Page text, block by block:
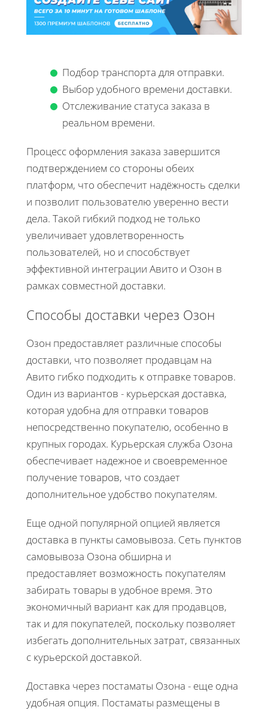
Подбор транспорта для отправки.
Выбор удобного времени доставки.
Отслеживание статуса заказа в
реальном времени.
Процесс оформления заказа завершится
подтверждением со стороны обеих
платформ, что обеспечит надёжность сделки
и позволит пользователю уверенно вести
дела. Такой гибкий подход не только
увеличивает удовлетворенность
пользователей, но и способствует
эффективной интеграции Авито и Озон в
рамках совместной доставки.
Способы доставки через Озон
Озон предоставляет различные способы
доставки, что позволяет продавцам на
Авито гибко подходить к отправке товаров.
Один из вариантов - курьерская доставка,
которая удобна для отправки товаров
непосредственно покупателю, особенно в
крупных городах. Курьерская служба Озона
обеспечивает надежное и своевременное
получение товаров, что создает
дополнительное удобство покупателям.
Еще одной популярной опцией является
доставка в пункты самовывоза. Сеть пунктов
самовывоза Озона обширна и
предоставляет возможность покупателям
забирать товары в удобное время. Это
экономичный вариант как для продавцов,
так и для покупателей, поскольку позволяет
избегать дополнительных затрат, связанных
с курьерской доставкой.
Доставка через постаматы Озона - еще одна
удобная опция. Постаматы размещены в